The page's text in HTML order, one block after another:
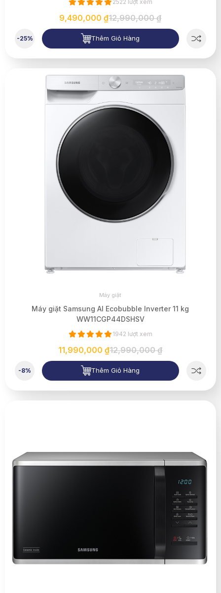
2522 lượt xem
9,490,000 ₫12,990,000 ₫
-25% Thêm Giỏ Hàng
Máy giặt
Máy giặt Samsung AI Ecobubble Inverter 11 kg
WW11CGP44DSHSV
1942 lượt xem
11,990,000 ₫12,990,000 ₫
-8% Thêm Giỏ Hàng